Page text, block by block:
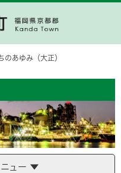
のあゆみ（大正）
ュー